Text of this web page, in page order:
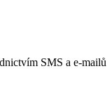
SMS a e-mailů